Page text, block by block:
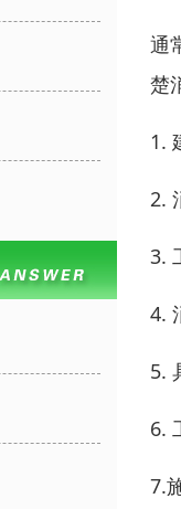
通
楚
1.
2.
3.
4.
5.
6.
7.